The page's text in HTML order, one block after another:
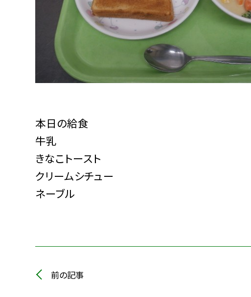
本日の給食
牛乳
きなこトースト
クリームシチュー
ネーブル
前の記事